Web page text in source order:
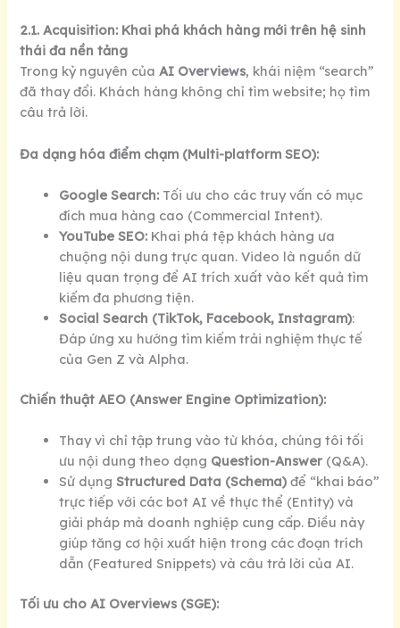
2.1. Acquisition: Khai phá khách hàng mới trên hệ sinh
thái đa nền tảng
Trong kỷ nguyên củaAI Overviews, khái niệm “search”
đã thay đổi. Khách hàng không chỉ tìm website; họ tìm
câu trả lời.
Đa dạng hóa điểm chạm (Multi-platform SEO):
Google Search: Tối ưu cho các truy vấn có mục
đích mua hàng cao (Commercial Intent).
YouTube SEO: Khai phá tệp khách hàng ưa
chuộng nội dung trực quan. Video là nguồn dữ
liệu quan trọng để AI trích xuất vào kết quả tìm
kiếm đa phương tiện.
Social Search (TikTok, Facebook, Instagram):
Đáp ứng xu hướng tìm kiếm trải nghiệm thực tế
của Gen Z và Alpha.
Chiến thuật AEO (Answer Engine Optimization):
Thay vì chỉ tập trung vào từ khóa, chúng tôi tối
ưu nội dung theo dạng Question-Answer (Q&A).
Sử dụngStructured Data (Schema) để “khai báo”
trực tiếp với các bot AI về thực thể (Entity) và
giải pháp mà doanh nghiệp cung cấp. Điều này
giúp tăng cơ hội xuất hiện trong các đoạn trích
dẫn (Featured Snippets) và câu trả lời của AI.
Tối ưu cho AI Overviews (SGE):